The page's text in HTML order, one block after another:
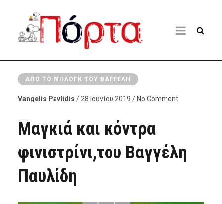
ΑΠΌ ΤΟ ΜΠΛΟΓΚ ΤΟΥ ΒΑΓΓΈΛΗ
Vangelis Pavlidis / 28 Ιουνίου 2019 / No Comment
Μαγκιά και κόντρα
φινιστρίνι,του Βαγγέλη
Παυλίδη